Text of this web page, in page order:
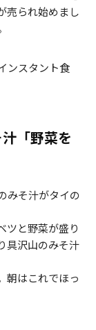
売られ始めまし
ンスタント食
「野菜を
みそ汁がタイの
ツと野菜が盛り
具沢山のみそ汁
朝はこれでほっ